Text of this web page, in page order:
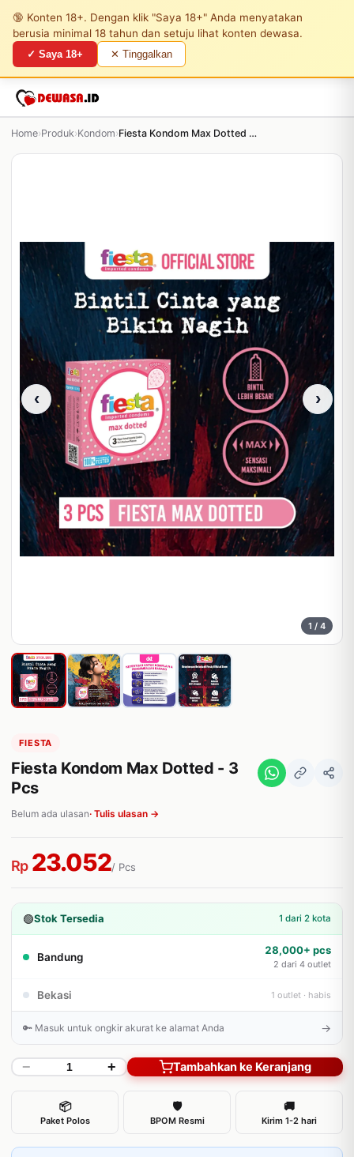
🔞 Konten 18+. Dengan klik "Saya 18+" Anda menyatakan
berusia minimal 18 tahun dan setuju lihat konten dewasa.
✓ Saya 18+ ✕ Tinggalkan
Home›Produk›Kondom› Fiesta Kondom Max Dotted - 3 Pcs
‹ ›
1 / 4
FIESTA
Fiesta Kondom Max Dotted - 3
Pcs
Belum ada ulasan· Tulis ulasan →
Rp 23.052/ Pcs
🟢Stok Tersedia 1 dari 2 kota
Bandung
28,000+ pcs
2 dari 4 outlet
Bekasi 1 outlet · habis
🔑 Masuk untuk ongkir akurat ke alamat Anda →
− + Tambahkan ke Keranjang
📦
Paket Polos
🛡
BPOM Resmi
🚚
Kirim 1-2 hari